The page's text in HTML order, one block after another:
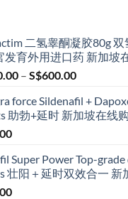
二氢睾酮凝胶80g 双
发育外用进口药 新加坡
– S$600.00Price
S$160.00
through
force Sildenafil +
助勃+延时 新加坡在线
Super Power Top-
壮阳＋延时双效合一 新